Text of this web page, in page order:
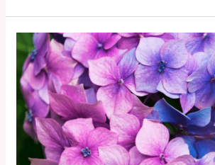
Plantes
acidòfiles